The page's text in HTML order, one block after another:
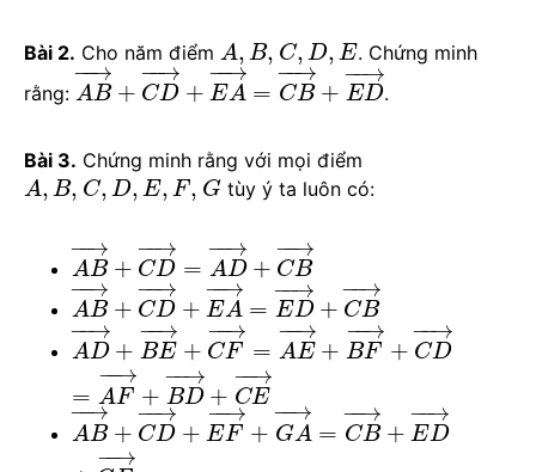
Bài 2. Cho năm điểm A, B, C, D, E. Chứng minh
rằng: AB
−→
−
+ CD
−→
−
+ EA
−→
−
= CB
−→
−
+ ED
−→
−
.
Bài 3. Chứng minh rằng với mọi điểm
A, B, C, D, E, F, G tùy ý ta luôn có:
AB
−→
−
+ CD
−→
−
= AD
−→
−
+ CB
−→
−
AB
−→
−
+ CD
−→
−
+ EA
−→
−
= ED
−→
−
+ CB
−→
−
AD
−→
−
+ BE
−→
−
+ CF
−→
−
= AE
−→
−
+ BF
−→
−
+ CD
−→
−
= A F
−→
−
+ BD
−→
−
+ CE
−→
−
AB
−→
−
+ CD
−→
−
+ EF
−→
−
+ GA
−→
−
= CB
−→
−
+ ED
−→
−
−→
−